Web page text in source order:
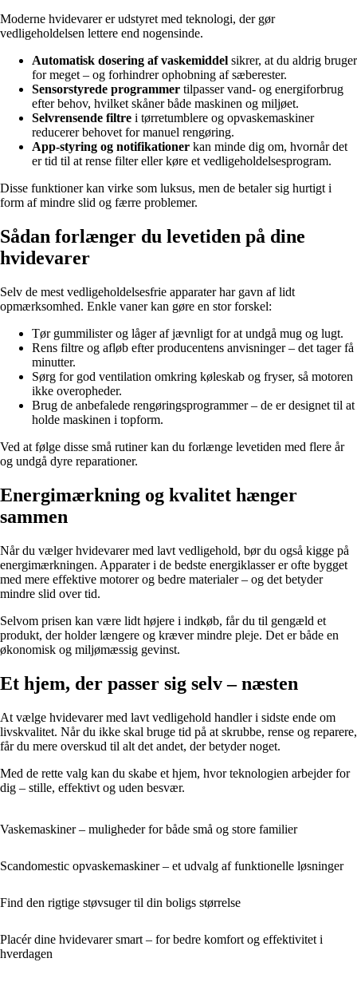
Moderne hvidevarer er udstyret med teknologi, der gør
vedligeholdelsen lettere end nogensinde.
Automatisk dosering af vaskemiddel sikrer, at du aldrig bruger
for meget – og forhindrer ophobning af sæberester.
Sensorstyrede programmer tilpasser vand- og energiforbrug
efter behov, hvilket skåner både maskinen og miljøet.
Selvrensende filtre i tørretumblere og opvaskemaskiner
reducerer behovet for manuel rengøring.
App-styring og notifikationer kan minde dig om, hvornår det
er tid til at rense filter eller køre et vedligeholdelsesprogram.
Disse funktioner kan virke som luksus, men de betaler sig hurtigt i
form af mindre slid og færre problemer.
Sådan forlænger du levetiden på dine
hvidevarer
Selv de mest vedligeholdelsesfrie apparater har gavn af lidt
opmærksomhed. Enkle vaner kan gøre en stor forskel:
Tør gummilister og låger af jævnligt for at undgå mug og lugt.
Rens filtre og afløb efter producentens anvisninger – det tager få
minutter.
Sørg for god ventilation omkring køleskab og fryser, så motoren
ikke overopheder.
Brug de anbefalede rengøringsprogrammer – de er designet til at
holde maskinen i topform.
Ved at følge disse små rutiner kan du forlænge levetiden med flere år
og undgå dyre reparationer.
Energimærkning og kvalitet hænger
sammen
Når du vælger hvidevarer med lavt vedligehold, bør du også kigge på
energimærkningen. Apparater i de bedste energiklasser er ofte bygget
med mere effektive motorer og bedre materialer – og det betyder
mindre slid over tid.
Selvom prisen kan være lidt højere i indkøb, får du til gengæld et
produkt, der holder længere og kræver mindre pleje. Det er både en
økonomisk og miljømæssig gevinst.
Et hjem, der passer sig selv – næsten
At vælge hvidevarer med lavt vedligehold handler i sidste ende om
livskvalitet. Når du ikke skal bruge tid på at skrubbe, rense og reparere,
får du mere overskud til alt det andet, der betyder noget.
Med de rette valg kan du skabe et hjem, hvor teknologien arbejder for
dig – stille, effektivt og uden besvær.
Vaskemaskiner – muligheder for både små og store familier
Scandomestic opvaskemaskiner – et udvalg af funktionelle løsninger
Find den rigtige støvsuger til din boligs størrelse
Placér dine hvidevarer smart – for bedre komfort og effektivitet i
hverdagen